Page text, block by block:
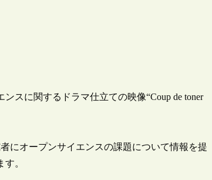
スに関するドラマ仕立ての映像“Coup de toner
にオープンサイエンスの課題について情報を提
。